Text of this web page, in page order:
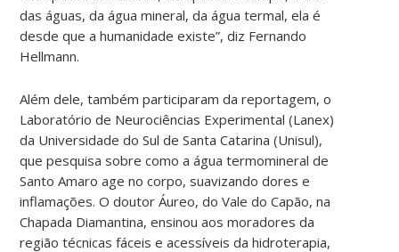
das águas, da água mineral, da água termal, ela é
desde que a humanidade existe”, diz Fernando
Hellmann.
Além dele, também participaram da reportagem, o
Laboratório de Neurociências Experimental (Lanex)
da Universidade do Sul de Santa Catarina (Unisul),
que pesquisa sobre como a água termomineral de
Santo Amaro age no corpo, suavizando dores e
inflamações. O doutor Áureo, do Vale do Capão, na
Chapada Diamantina, ensinou aos moradores da
região técnicas fáceis e acessíveis da hidroterapia,